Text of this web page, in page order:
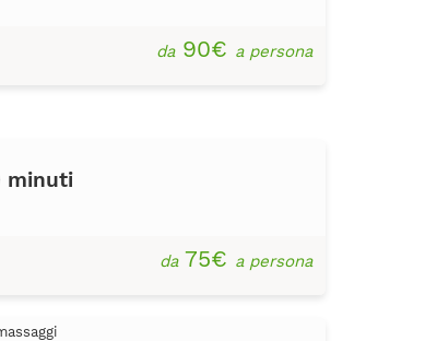
da90€ a persona
minuti
da75€ a persona